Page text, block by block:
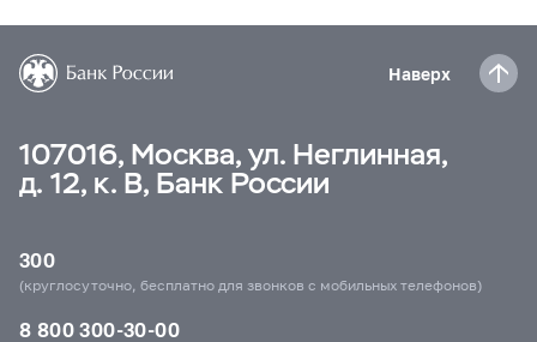
Наверх
107016, Москва, ул. Неглинная,
д. 12, к. В, Банк России
300
(круглосуточно, бесплатно для звонков с мобильных телефонов)
8 800 300-30-00